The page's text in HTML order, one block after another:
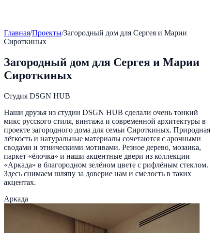
Главная/Проекты/Загородный дом для Сергея и Марии
Сироткиных
Загородный дом для Сергея и Марии
Сироткиных
Студия DSGN HUB
Наши друзья из студии DSGN HUB сделали очень тонкий
микс русского стиля, винтажа и современной архитектуры в
проекте загородного дома для семьи Сироткиных. Природная
лёгкость и натуральные материалы сочетаются с арочными
сводами и этническими мотивами. Резное дерево, мозаика,
паркет «ёлочка» и наши акцентные двери из коллекции
«Аркада» в благородном зелёном цвете с рифлёным стеклом.
Здесь снимаем шляпу за доверие нам и смелость в таких
акцентах.
Аркада